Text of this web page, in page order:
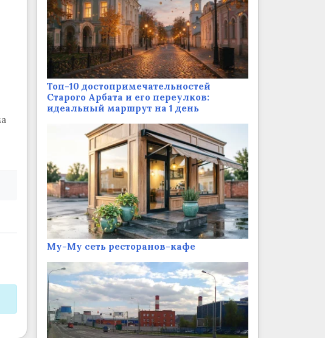
Топ-10 достопримечательностей
Старого Арбата и его переулков:
идеальный маршрут на 1 день
Му-Му сеть ресторанов-кафе